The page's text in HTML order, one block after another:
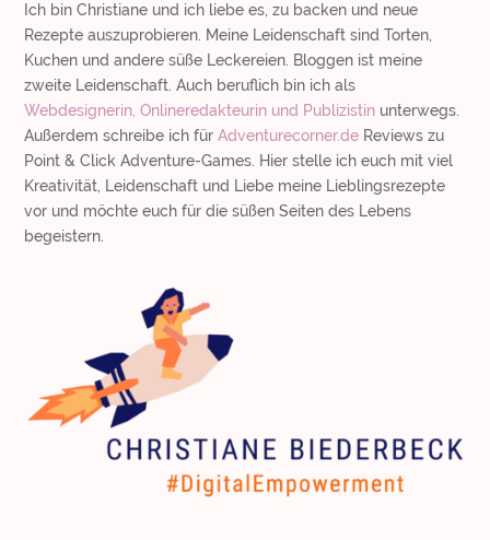
Ich bin Christiane und ich liebe es, zu backen und neue
Rezepte auszuprobieren. Meine Leidenschaft sind Torten,
Kuchen und andere süße Leckereien. Bloggen ist meine
zweite Leidenschaft. Auch beruflich bin ich als
Webdesignerin, Onlineredakteurin und Publizistin unterwegs.
Außerdem schreibe ich fürAdventurecorner.de Reviews zu
Point & Click Adventure-Games. Hier stelle ich euch mit viel
Kreativität, Leidenschaft und Liebe meine Lieblingsrezepte
vor und möchte euch für die süßen Seiten des Lebens
begeistern.